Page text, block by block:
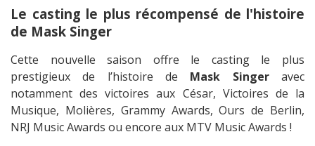
Le casting le plus récompensé de l'histoire
de Mask Singer
Cette nouvelle saison offre le casting le plus
prestigieux de l’histoire de Mask Singeravec
notamment des victoires aux César, Victoires de la
Musique, Molières, Grammy Awards, Ours de Berlin,
NRJ Music Awards ou encore aux MTV Music Awards !